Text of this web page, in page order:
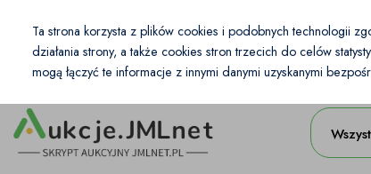
PL PLN
Ta strona korzysta z plików cookies i podobnych technologii
działania strony, a także cookies stron trzecich do celów
mogą łączyć te informacje z innymi danymi uzyskanymi